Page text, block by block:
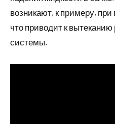
возникают, к примеру,
что приводит к
системы.